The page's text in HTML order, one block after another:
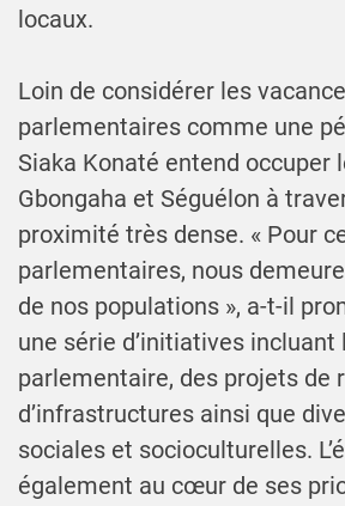
locaux.
Loin de considérer les
parlementaires comme une
Siaka Konaté entend occuper
Gbongaha et Séguélon à
proximité très dense. « Pour
parlementaires, nous
de nos populations », a-t-il
une série d’initiatives
parlementaire, des projets de
d’infrastructures ainsi que
sociales et socioculturelles.
également au cœur de ses